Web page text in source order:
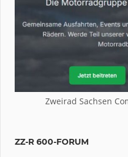
Zweirad Sachsen
ZZ-R 600-FORUM